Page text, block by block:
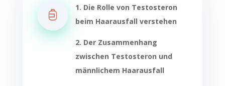
1. Die Rolle von Testosteron
beim Haarausfall verstehen
2. Der Zusammenhang
zwischen Testosteron und
männlichem Haarausfall